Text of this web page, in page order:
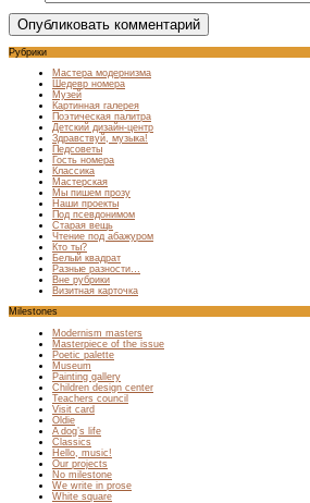
Рубрики
Мастера модернизма
Шедевр номера
Музей
Картинная галерея
Поэтическая палитра
Детский дизайн-центр
Здравствуй, музыка!
Педсоветы
Гость номера
Классика
Мастерская
Мы пишем прозу
Наши проекты
Под псевдонимом
Старая вещь
Чтение под абажуром
Кто ты?
Белый квадрат
Разные разности…
Вне рубрики
Визитная карточка
Milestones
Modernism masters
Masterpiece of the issue
Poetic palette
Museum
Painting gallery
Children design center
Teachers council
Visit card
Oldie
A dog’s life
Classics
Hello, music!
Our projects
No milestone
We write in prose
White square